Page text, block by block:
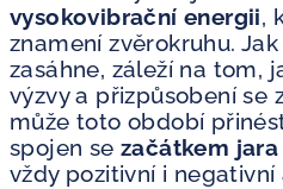
vysokovibrační energii,
znamení zvěrokruhu.
zasáhne, záleží na tom,
výzvy a přizpůsobení se
může toto období
spojen sezačátkem jara
vždy pozitivní i negativní